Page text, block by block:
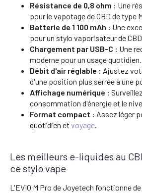
Résistance de 0,8 ohm : Une
pour le vapotage de CBD de type
Batterie de 1 100 mAh : Une
pour un stylo vaporisateur de
Chargement par USB-C : Une
moderne pour un usage quotidien.
Débit d'air réglable : Ajustez
d'une position plus serrée à une
Affichage numérique :
consommation d'énergie et le
Format compact : Assez léger
quotidien et voyage.
Les meilleurs e-liquides au
ce stylo vape
L'EVIO M Pro de Joyetech fonctionne